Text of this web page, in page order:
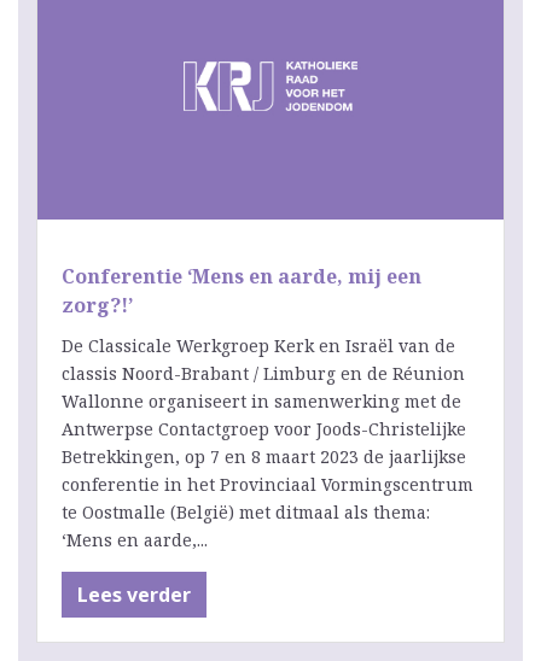
Conferentie ‘Mens en aarde, mij een
zorg?!’
De Classicale Werkgroep Kerk en Israël van de
classis Noord-Brabant / Limburg en de Réunion
Wallonne organiseert in samenwerking met de
Antwerpse Contactgroep voor Joods-Christelijke
Betrekkingen, op 7 en 8 maart 2023 de jaarlijkse
conferentie in het Provinciaal Vormingscentrum
te Oostmalle (België) met ditmaal als thema:
‘Mens en aarde,...
Lees verder